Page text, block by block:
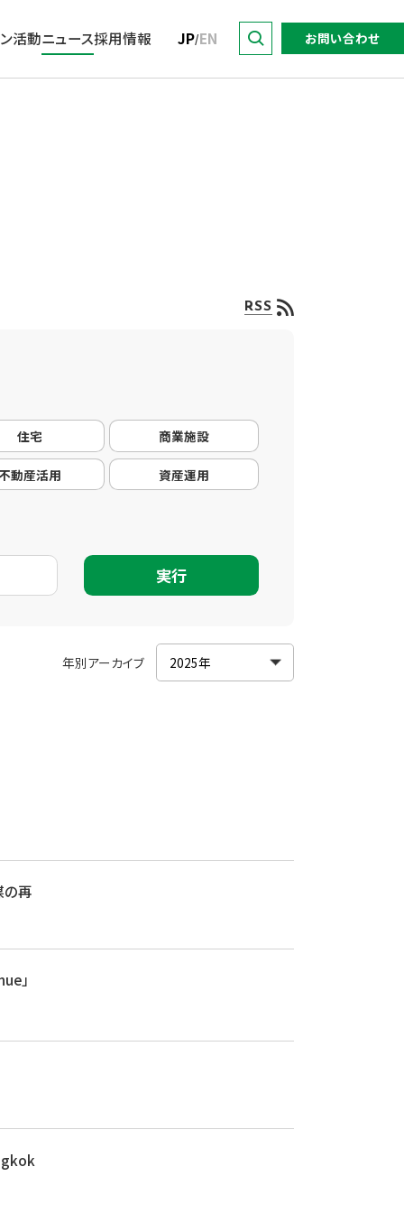
活動ニュース採用情報 JP/EN お問い合わせ
RSS
住宅 商業施設
動産活用 資産運用
実行
年別アーカイブ
の再
」